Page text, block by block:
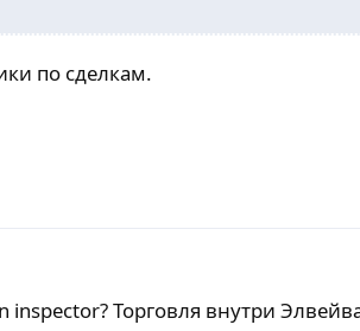
по сделкам.
inspector? Торговля внутри